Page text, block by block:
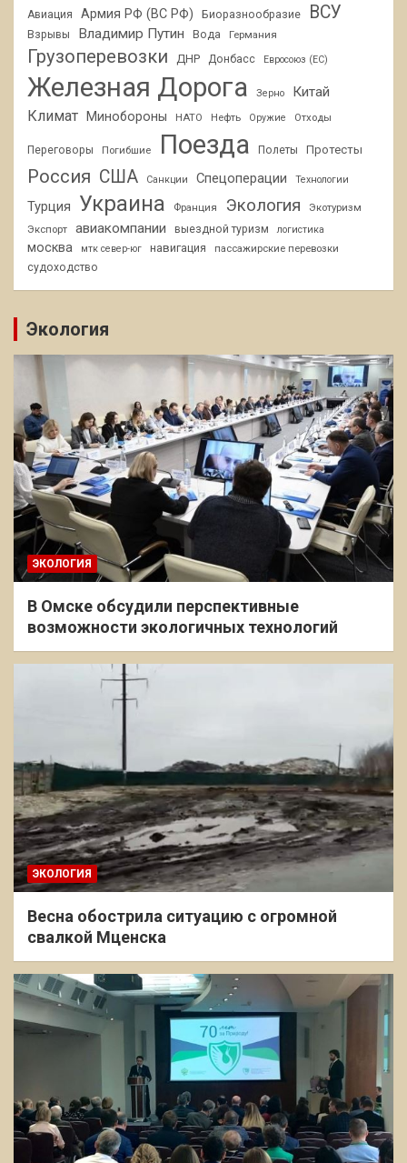
Авиация Армия РФ (ВС РФ) Биоразнообразие ВСУ
Взрывы Владимир Путин Вода Германия
Грузоперевозки ДНР Донбасс Евросоюз (ЕС)
Железная Дорога Зерно Китай
Климат Минобороны НАТО Нефть Оружие Отходы
Переговоры Погибшие Поезда Полеты Протесты
Россия США Санкции Спецоперации Технологии
Турция Украина Франция Экология
Экотуризм
Экспорт
авиакомпании выездной туризм логистика
москва мтк север-юг навигация
пассажирские перевозки
судоходство
Экология
ЭКОЛОГИЯ
В Омске обсудили перспективные
возможности экологичных технологий
ЭКОЛОГИЯ
Весна обострила ситуацию с огромной
свалкой Мценска